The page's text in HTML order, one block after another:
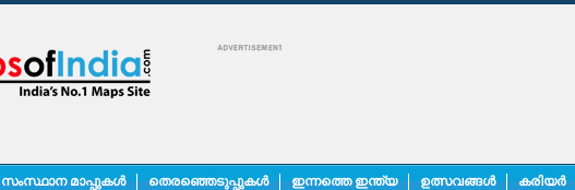
സംസ്ഥാന മാപ്പുകൾ തെരഞ്ഞെടുപ്പുകൾ ഇന്നത്തെ ഇന്ത്യ ഉത്സവങ്ങൾ കരിയർ